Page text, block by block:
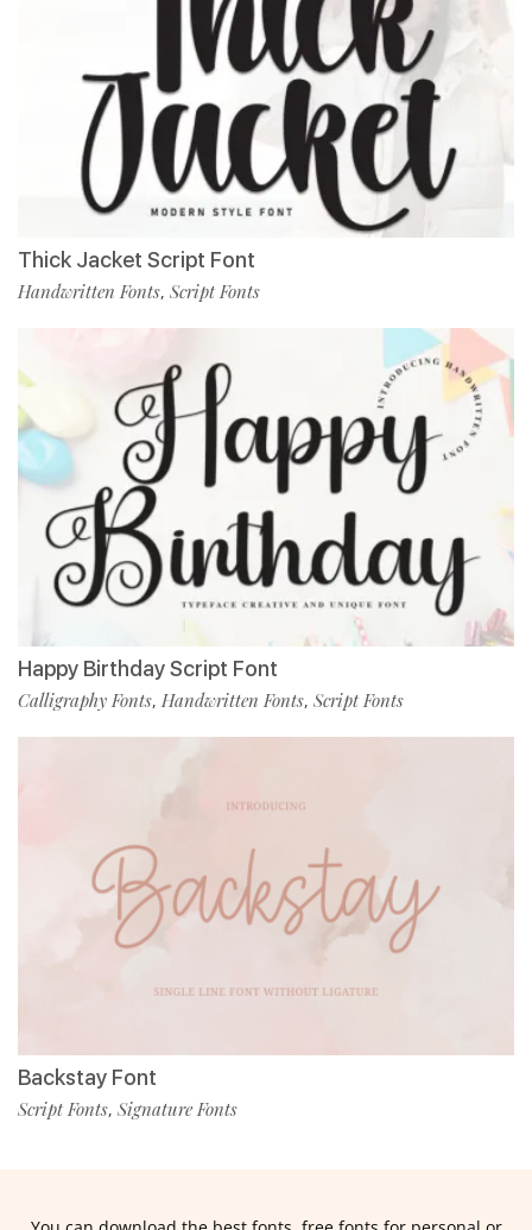
Thick Jacket Script Font
Handwritten Fonts, Script Fonts
Happy Birthday Script Font
Calligraphy Fonts, Handwritten Fonts, Script Fonts
Backstay Font
Script Fonts, Signature Fonts